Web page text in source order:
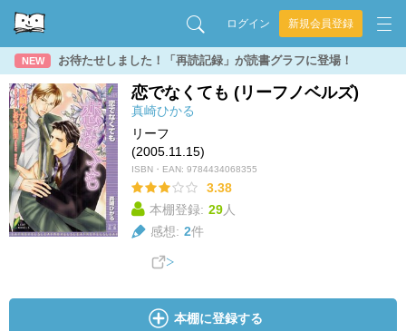
ログイン 新規会員登録
NEW お待たせしました！「再読記録」が読書グラフに登場！
恋でなくても (リーフノベルズ)
真崎ひかる
リーフ
(2005.11.15)
ISBN・EAN: 9784434068355
3.38
本棚登録: 29人
感想: 2件
本棚に登録する